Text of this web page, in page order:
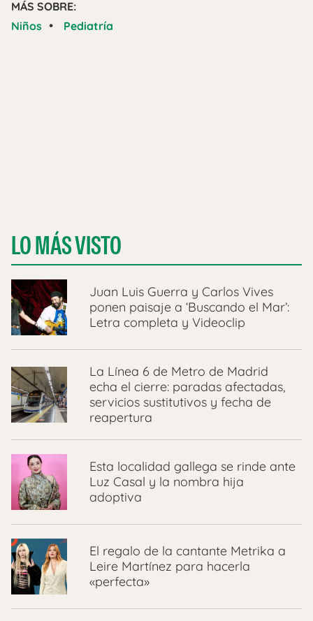
MÁS SOBRE:
Niños • Pediatría
LO MÁS VISTO
Juan Luis Guerra y Carlos Vives
ponen paisaje a ‘Buscando el Mar’:
Letra completa y Videoclip
La Línea 6 de Metro de Madrid
echa el cierre: paradas afectadas,
servicios sustitutivos y fecha de
reapertura
Esta localidad gallega se rinde ante
Luz Casal y la nombra hija
adoptiva
El regalo de la cantante Metrika a
Leire Martínez para hacerla
«perfecta»